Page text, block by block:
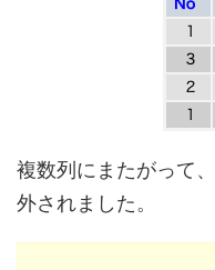
複数列にまたがって、
外されました。